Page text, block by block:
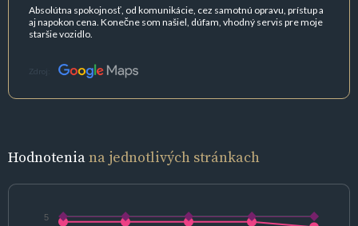
Absolútna spokojnosť, od komunikácie, cez samotnú opravu, prístup a
aj napokon cena. Konečne som našiel, dúfam, vhodný servis pre moje
staršie vozidlo.
Zdroj:
Hodnoteniana jednotlivých stránkach
5